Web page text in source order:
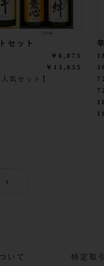
セット
￥6,875
￥13,035
気セット】
›
いて 特定取